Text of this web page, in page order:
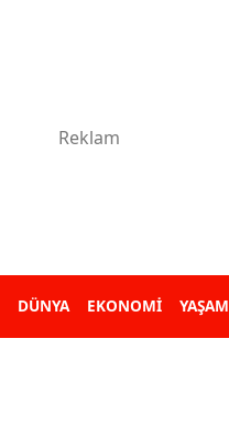
DÜNYA EKONOMİ YAŞAM